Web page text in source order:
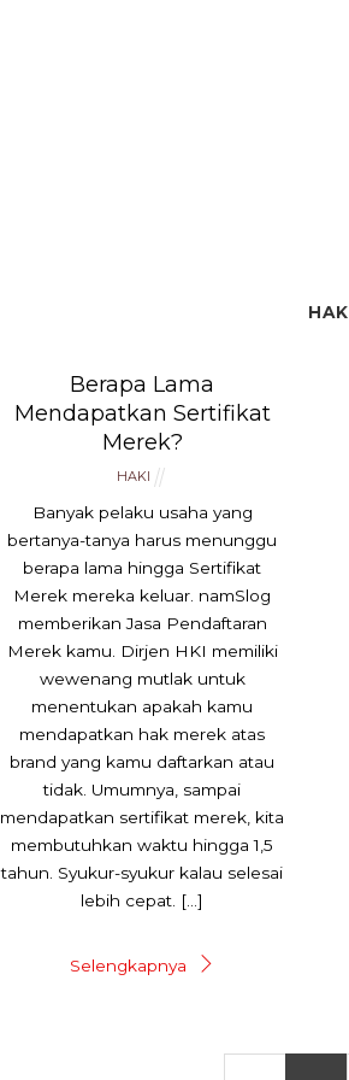
Berapa Lama
Mendapatkan Sertifikat
Merek?
HAKI
Banyak pelaku usaha yang
bertanya-tanya harus menunggu
berapa lama hingga Sertifikat
Merek mereka keluar. namSlog
memberikan Jasa Pendaftaran
Merek kamu. Dirjen HKI memiliki
wewenang mutlak untuk
menentukan apakah kamu
mendapatkan hak merek atas
brand yang kamu daftarkan atau
tidak. Umumnya, sampai
mendapatkan sertifikat merek, kita
membutuhkan waktu hingga 1,5
tahun. Syukur-syukur kalau selesai
lebih cepat. […]
Selengkapnya